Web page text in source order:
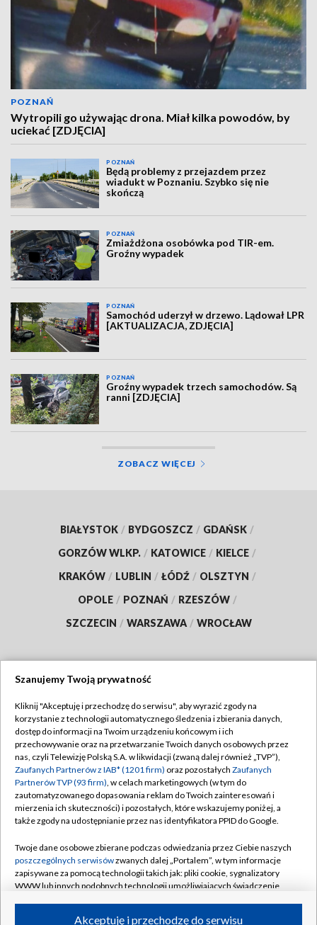
POZNAŃ
Wytropili go używając drona. Miał kilka powodów, by
uciekać [ZDJĘCIA]
POZNAŃ
Będą problemy z przejazdem przez
wiadukt w Poznaniu. Szybko się nie
skończą
POZNAŃ
Zmiażdżona osobówka pod TIR-em.
Groźny wypadek
POZNAŃ
Samochód uderzył w drzewo. Lądował LPR
[AKTUALIZACJA, ZDJĘCIA]
POZNAŃ
Groźny wypadek trzech samochodów. Są
ranni [ZDJĘCIA]
ZOBACZ WIĘCEJ
BIAŁYSTOK / BYDGOSZCZ / GDAŃSK /
GORZÓW WLKP. / KATOWICE / KIELCE /
KRAKÓW / LUBLIN / ŁÓDŹ / OLSZTYN /
OPOLE / POZNAŃ / RZESZÓW /
SZCZECIN / WARSZAWA / WROCŁAW
TVP
Abonament TVP
Emisja w TVP
Centrum informacji TVP
Naziemna Telewizja Cyfrowa
Rada Programowa
System NOS
Informacje o nadawcy
Regulamin TVP
Polityka prywatności
Moje zgody
Pomoc
Kontakt
Kanały
Szanujemy Twoją prywatność
Kliknij "Akceptuję i przechodzę do serwisu", aby wyrazić zgody na
korzystanie z technologii automatycznego śledzenia i zbierania danych,
dostęp do informacji na Twoim urządzeniu końcowym i ich
przechowywanie oraz na przetwarzanie Twoich danych osobowych przez
nas, czyli Telewizję Polską S.A. w likwidacji (zwaną dalej również „TVP”),
Zaufanych Partnerów z IAB* (1201 firm) oraz pozostałych Zaufanych
Partnerów TVP (93 firm), w celach marketingowych (w tym do
zautomatyzowanego dopasowania reklam do Twoich zainteresowań i
mierzenia ich skuteczności) i pozostałych, które wskazujemy poniżej, a
także zgody na udostępnianie przez nas identyfikatora PPID do Google.
Twoje dane osobowe zbierane podczas odwiedzania przez Ciebie naszych
poszczególnych serwisówzwanych dalej „Portalem”, w tym informacje
zapisywane za pomocą technologii takich jak: pliki cookie, sygnalizatory
WWW lub innych podobnych technologii umożliwiających świadczenie
Akceptuję i przechodzę do serwisu